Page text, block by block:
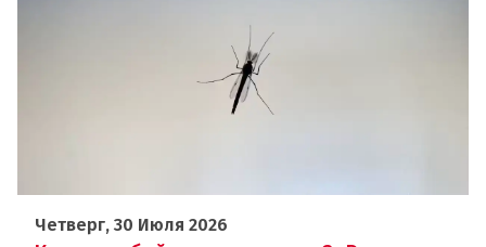
Четверг, 30 Июля 2026